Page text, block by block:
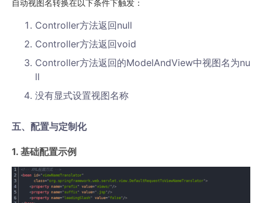
自动视图名转换在以下条件下触发：
Controller方法返回null
Controller方法返回void
Controller方法返回的ModelAndView中视图名为nu
ll
没有显式设置视图名称
五、配置与定制化
1. 基础配置示例